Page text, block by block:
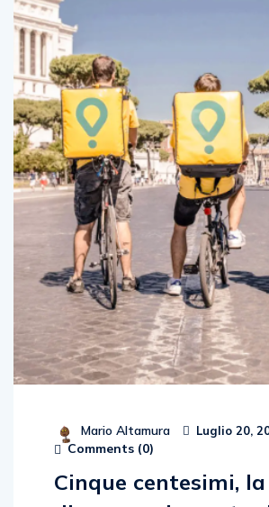
Mario Altamura Luglio 20,
Comments (0)
Cinque centesimi,